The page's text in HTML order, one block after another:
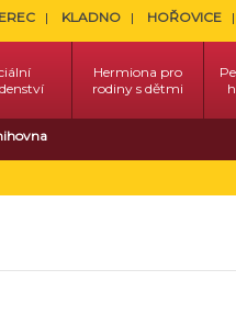
KLADNO HOŘOVICE
Hermiona pro
rodiny s dětmi